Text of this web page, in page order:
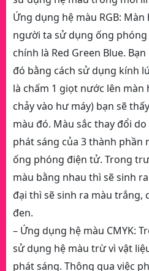
Ứng dụng hệ màu RGB:
người ta sử dụng ống
chính là Red Green Blue.
đó bằng cách sử dụng kính
là chấm 1 giọt nước lên
chảy vào hư máy) bạn sẽ
màu đó. Màu sắc thay đổi
phát sáng của 3 thành phần
ống phóng điện tử. Trong
màu bằng nhau thì sẽ sinh
đại thì sẽ sinh ra màu trắng,
đen.
– Ứng dụng hệ màu CMYK:
sử dụng hệ màu trừ vì vật
phát sáng. Thông qua việc